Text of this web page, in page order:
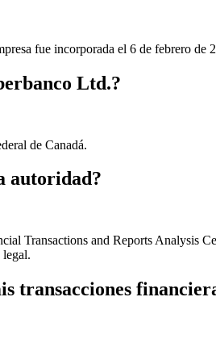
fue incorporada el 6 de febrero de
Ltd.?
de Canadá.
autoridad?
Transactions and Reports Analysis
transacciones